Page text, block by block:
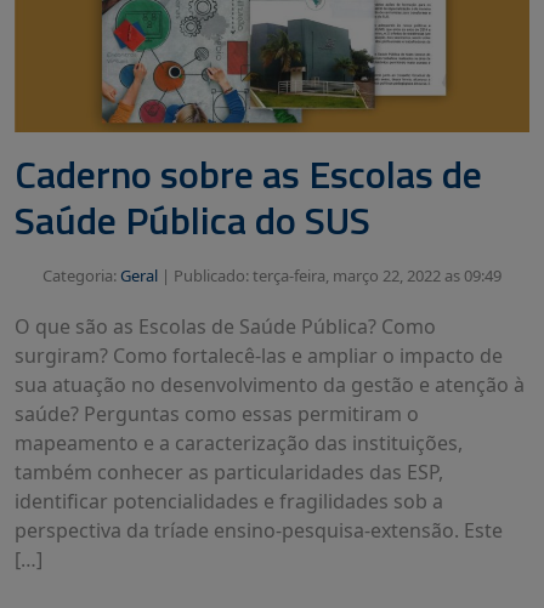
Caderno sobre as Escolas de
Saúde Pública do SUS
Categoria: Geral | Publicado: terça-feira, março 22, 2022 as 09:49
O que são as Escolas de Saúde Pública? Como
surgiram? Como fortalecê-las e ampliar o impacto de
sua atuação no desenvolvimento da gestão e atenção à
saúde? Perguntas como essas permitiram o
mapeamento e a caracterização das instituições,
também conhecer as particularidades das ESP,
identificar potencialidades e fragilidades sob a
perspectiva da tríade ensino-pesquisa-extensão. Este
[…]